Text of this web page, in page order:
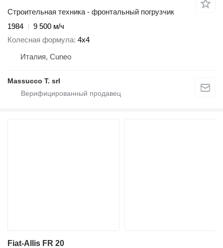
Строительная техника - фронтальный погрузчик
1984
9 500 м/ч
Колесная формула 4x4
Италия, Cuneo
Massucco T. srl
Fiat-Allis FR 20